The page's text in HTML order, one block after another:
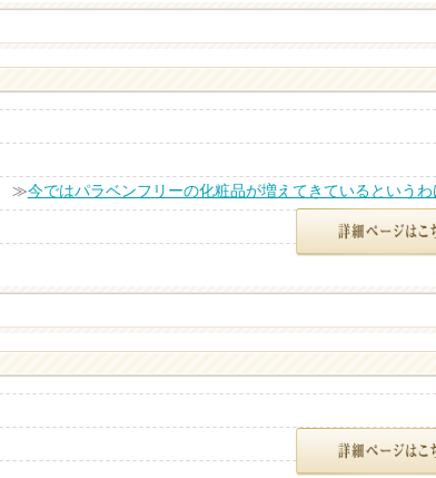
≫今ではパラベンフリーの化粧品が増えてきているというわ